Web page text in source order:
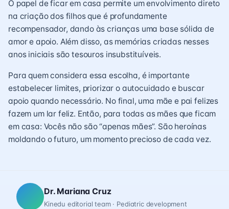
O papel de ficar em casa permite um envolvimento direto
na criação dos filhos que é profundamente
recompensador, dando às crianças uma base sólida de
amor e apoio. Além disso, as memórias criadas nesses
anos iniciais são tesouros insubstituíveis.
Para quem considera essa escolha, é importante
estabelecer limites, priorizar o autocuidado e buscar
apoio quando necessário. No final, uma mãe e pai felizes
fazem um lar feliz. Então, para todas as mães que ficam
em casa: Vocês não são “apenas mães”. São heroínas
moldando o futuro, um momento precioso de cada vez.
Dr. Mariana Cruz
Kinedu editorial team · Pediatric development